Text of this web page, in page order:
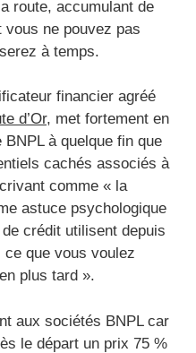
route, accumulant de
vous ne pouvez pas
à temps.
financier agréé
d’Or, met fortement en
à quelque fin que
cachés associés à
comme « la
astuce psychologique
crédit utilisent depuis
que vous voulez
plus tard ».
aux sociétés BNPL car
le départ un prix 75 %